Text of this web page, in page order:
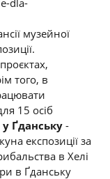
музейної
того, в
15 осіб
Ґданську -
експозиції за
в Хелі
в Ґданську